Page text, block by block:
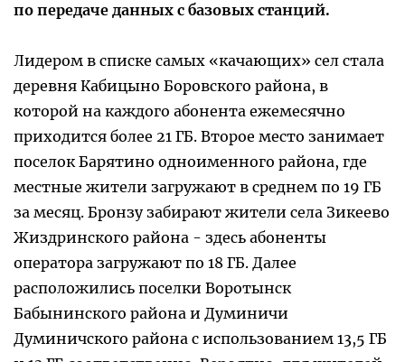
по передаче данных с базовых станций.
Лидером в списке самых «качающих» сел стала
деревня Кабицыно Боровского района, в
которой на каждого абонента ежемесячно
приходится более 21 ГБ. Второе место занимает
поселок Барятино одноименного района, где
местные жители загружают в среднем по 19 ГБ
за месяц. Бронзу забирают жители села Зикеево
Жиздринского района - здесь абоненты
оператора загружают по 18 ГБ. Далее
расположились поселки Воротынск
Бабынинского района и Думиничи
Думиничского района с использованием 13,5 ГБ